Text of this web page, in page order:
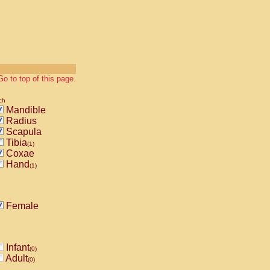
to top of this page.
Mandible
Radius
Scapula
Tibia(1)
Coxae
Hand(1)
Female
Infant(0)
Adult(0)